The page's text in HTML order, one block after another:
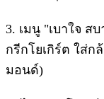
​3. เมนู "เบาใจ ส
กรีกโยเกิร์ต ใส่
มอนด์)